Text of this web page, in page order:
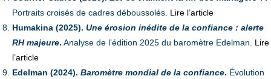
Portraits croisés de cadres déboussolés. Lire l’article
Humakina (2025). Une érosion inédite de la confiance : alerte
RH majeure. Analyse de l’édition 2025 du baromètre Edelman. Lire
l’article
Edelman (2024). Baromètre mondial de la confiance. Évolution